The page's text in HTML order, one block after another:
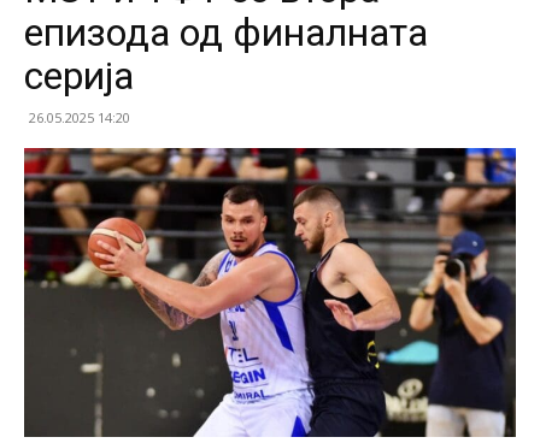
епизода од финалната
серија
26.05.2025 14:20